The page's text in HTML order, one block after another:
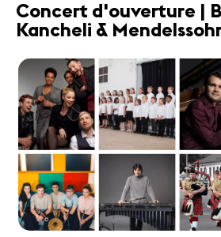
Concert d'ouverture |
Kancheli &